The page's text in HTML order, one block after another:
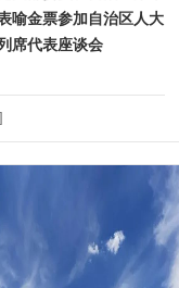
喻金票参加自治区人大
席代表座谈会